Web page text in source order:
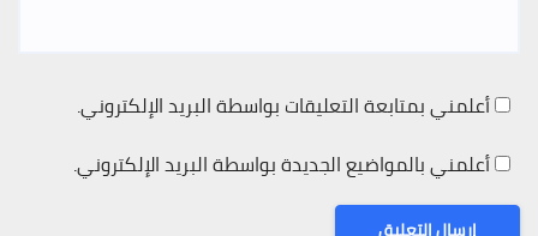
أعلمني بمتابعة التعليقات بواسطة البريد الإلكتروني.
أعلمني بالمواضيع الجديدة بواسطة البريد الإلكتروني.